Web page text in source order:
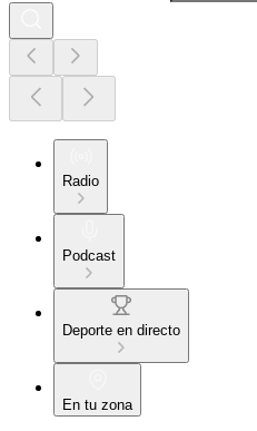
Radio
Podcast
Deporte en directo
En tu zona